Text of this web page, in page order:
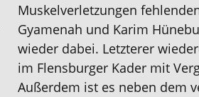
Muskelverletzungen
Gyamenah und Karim
wieder dabei. Letzterer
im Flensburger Kader mit
Außerdem ist es neben dem